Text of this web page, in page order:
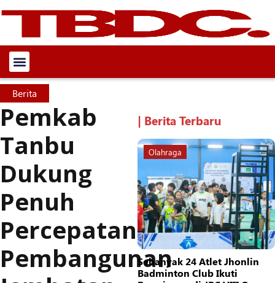
Berita
Pemkab
Tanbu
Dukung
Penuh
Percepatan
Pembangunan
| Berita Terbaru
Olahraga
Sebanyak 24 Atlet Jhonlin
Badminton Club Ikuti